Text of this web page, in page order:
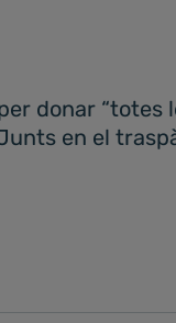
donar “totes
en el